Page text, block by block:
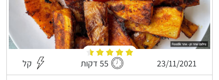
23/11/2021 55 דקות קל